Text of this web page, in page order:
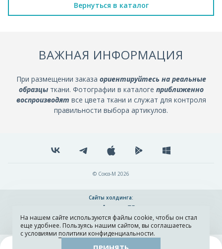
Вернуться в каталог
ВАЖНАЯ ИНФОРМАЦИЯ
При размещении заказа ориентируйтесь на реальные
образцыткани. Фотографии в каталоге приближенно
воспроизводят все цвета ткани и служат для контроля
правильности выбора артикулов.
© Союз-М 2026
Сайты холдинга:
Разработка и поддержка сайта ADN
На нашем сайте используются файлы cookie, чтобы он стал
еще удобнее. Пользуясь нашим сайтом, вы соглашаетесь
с условиями политики конфиденциальности.